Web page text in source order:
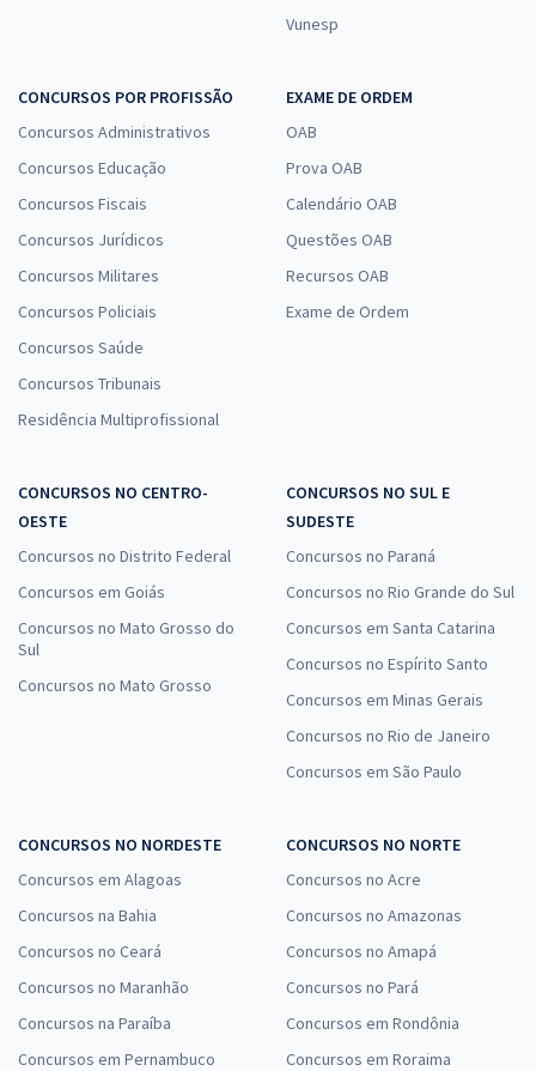
Vunesp
CONCURSOS POR PROFISSÃO
Concursos Administrativos
Concursos Educação
Concursos Fiscais
Concursos Jurídicos
Concursos Militares
Concursos Policiais
Concursos Saúde
Concursos Tribunais
Residência Multiprofissional
EXAME DE ORDEM
OAB
Prova OAB
Calendário OAB
Questões OAB
Recursos OAB
Exame de Ordem
CONCURSOS NO CENTRO-
OESTE
Concursos no Distrito Federal
Concursos em Goiás
Concursos no Mato Grosso do
Sul
Concursos no Mato Grosso
CONCURSOS NO SUL E
SUDESTE
Concursos no Paraná
Concursos no Rio Grande do Sul
Concursos em Santa Catarina
Concursos no Espírito Santo
Concursos em Minas Gerais
Concursos no Rio de Janeiro
Concursos em São Paulo
CONCURSOS NO NORDESTE
Concursos em Alagoas
Concursos na Bahia
Concursos no Ceará
Concursos no Maranhão
Concursos na Paraíba
Concursos em Pernambuco
CONCURSOS NO NORTE
Concursos no Acre
Concursos no Amazonas
Concursos no Amapá
Concursos no Pará
Concursos em Rondônia
Concursos em Roraima